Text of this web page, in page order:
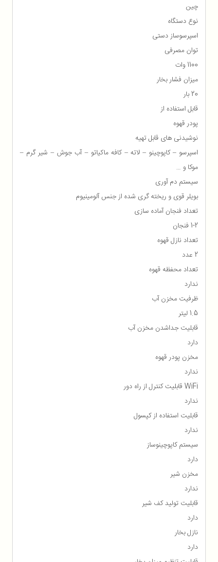
چین
نوع دستگاه
اسپرسوساز دستی
توان مصرفی
1100 وات
میزان فشار بخار
20 بار
قابل استفاده از
پودر قهوه
نوشیدنی های قابل تهیه
اسپرسو – کاپوچینو – لاته – کافه ماکیاتو – آب جوش – شیر گرم –
موکا و …
سیستم دم آوری
بویلر قوی و ریخته گری شده از جنس آلومینیوم
تعداد فنجان آماده سازی
1-2 فنجان
تعداد نازل قهوه
2 عدد
تعداد محفظه قهوه
ندارد
ظرفیت مخزن آب
1.5 لیتر
قابلیت جداشدن مخزن آب
دارد
مخزن پودر قهوه
ندارد
WiFi قابلیت کنترل از راه دور
ندارد
قابلیت استفاده از کپسول
ندارد
سیستم کاپوچینوساز
دارد
مخزن شیر
ندارد
قابلیت تولید کف شیر
دارد
نازل بخار
دارد